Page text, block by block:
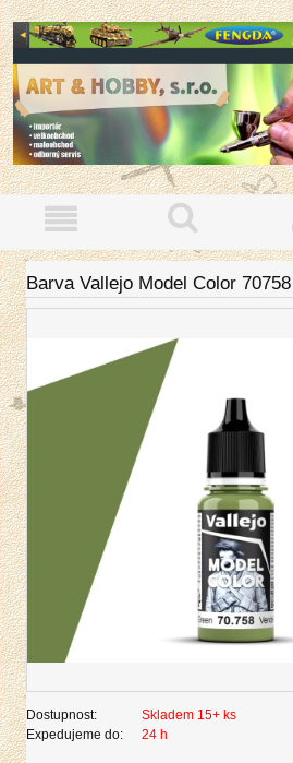
Barva Vallejo Model Color
Dostupnost:
Skladem 15+ ks
Expedujeme do:
24 h